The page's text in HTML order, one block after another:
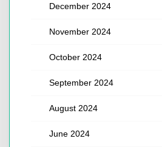
December 2024
November 2024
October 2024
September 2024
August 2024
June 2024